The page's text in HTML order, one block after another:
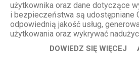
Anonimowy
Ola proszę o pomoc kiedyś
użytkownika oraz dane dotyczące
i bezpieczeństwa są udostępniane
odpowiednią jakość usług,
użytkowania oraz wykrywać
DOWIEDZ SIĘ WIĘCEJ